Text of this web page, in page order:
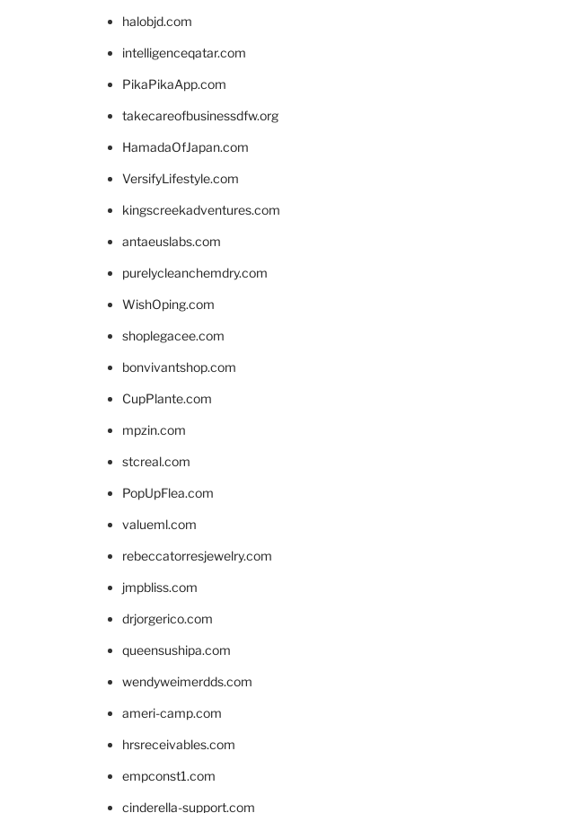
halobjd.com
intelligenceqatar.com
PikaPikaApp.com
takecareofbusinessdfw.org
HamadaOfJapan.com
VersifyLifestyle.com
kingscreekadventures.com
antaeuslabs.com
purelycleanchemdry.com
WishOping.com
shoplegacee.com
bonvivantshop.com
CupPlante.com
mpzin.com
stcreal.com
PopUpFlea.com
valueml.com
rebeccatorresjewelry.com
jmpbliss.com
drjorgerico.com
queensushipa.com
wendyweimerdds.com
ameri-camp.com
hrsreceivables.com
empconst1.com
cinderella-support.com